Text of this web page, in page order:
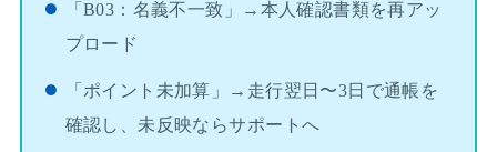
「B03：名義不一致」→本人確認書類を再アッ
プロード
「ポイント未加算」→走行翌日〜3日で通帳を
確認し、未反映ならサポートへ